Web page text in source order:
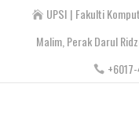
UPSI | Fakulti
Malim, Perak Darul